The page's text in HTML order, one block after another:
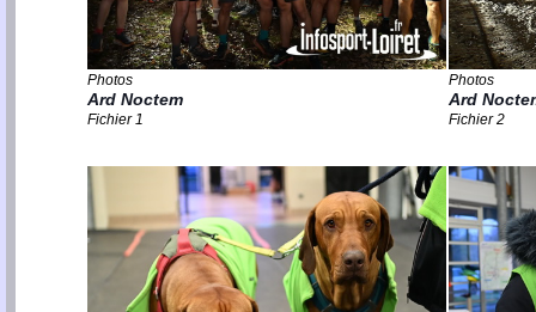
Photos
Ard Noctem
Fichier 1
Photos
Ard
Fichier 2